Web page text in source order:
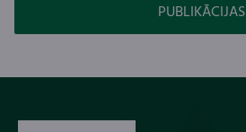
PUBLIKĀCIJAS